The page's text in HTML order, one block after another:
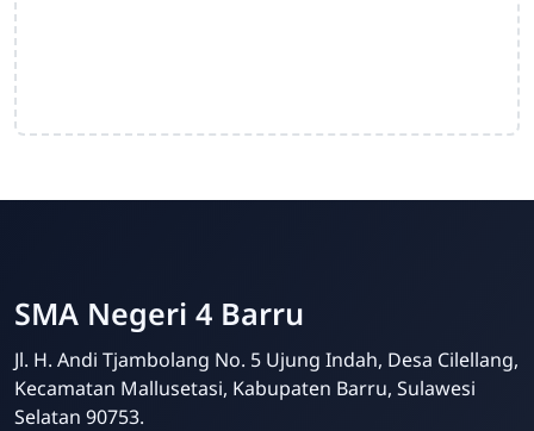
Online
SMA Negeri 4 Barru
Jl. H. Andi Tjambolang No. 5 Ujung Indah, Desa Cilellang,
Kecamatan Mallusetasi, Kabupaten Barru, Sulawesi
Selatan 90753.